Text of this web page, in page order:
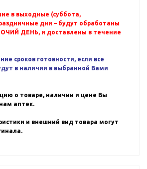
в выходные (суббота,
дни – будут обработаны
ДЕНЬ, и доставлены в течение
сроков готовности, если все
в наличии в выбранной Вами
о товаре, наличии и цене Вы
аптек.
и внешний вид товара могут